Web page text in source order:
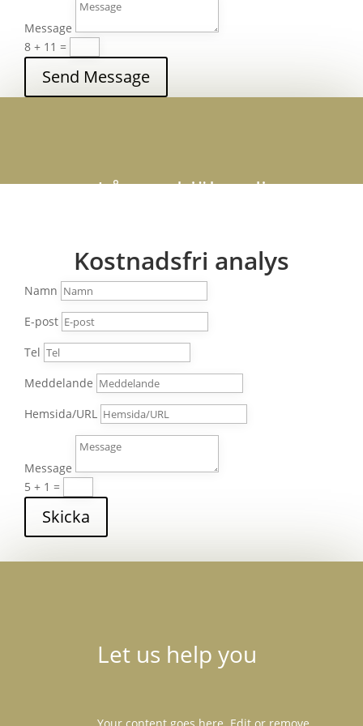
Message
8 + 11 =
Send Message
Låt oss hjälpa dig
Lämna dina uppgifter till höger så
kontaktar vi dig inom kort.
Kostnadsfri analys
Namn
E-post
Tel
Meddelande
Hemsida/URL
Message
5 + 1 =
Skicka
Let us help you